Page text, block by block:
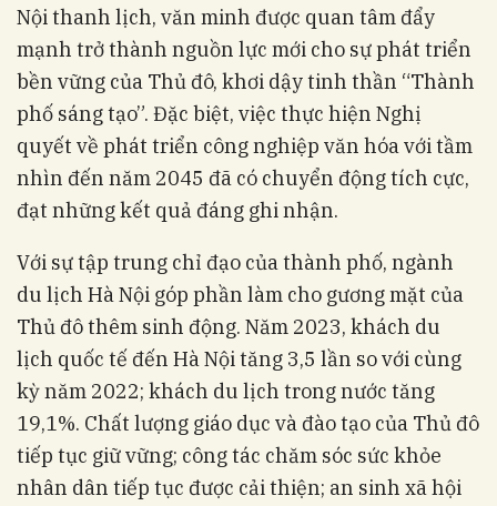
Nội thanh lịch, văn minh được quan tâm đẩy
mạnh trở thành nguồn lực mới cho sự phát triển
bền vững của Thủ đô, khơi dậy tinh thần “Thành
phố sáng tạo”. Đặc biệt, việc thực hiện Nghị
quyết về phát triển công nghiệp văn hóa với tầm
nhìn đến năm 2045 đã có chuyển động tích cực,
đạt những kết quả đáng ghi nhận.
Với sự tập trung chỉ đạo của thành phố, ngành
du lịch Hà Nội góp phần làm cho gương mặt của
Thủ đô thêm sinh động. Năm 2023, khách du
lịch quốc tế đến Hà Nội tăng 3,5 lần so với cùng
kỳ năm 2022; khách du lịch trong nước tăng
19,1%. Chất lượng giáo dục và đào tạo của Thủ đô
tiếp tục giữ vững; công tác chăm sóc sức khỏe
nhân dân tiếp tục được cải thiện; an sinh xã hội